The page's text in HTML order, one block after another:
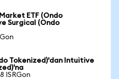
ETF (Ondo
Surgical (Ondo
Tokenized)'dan Intuitive
ISRGon